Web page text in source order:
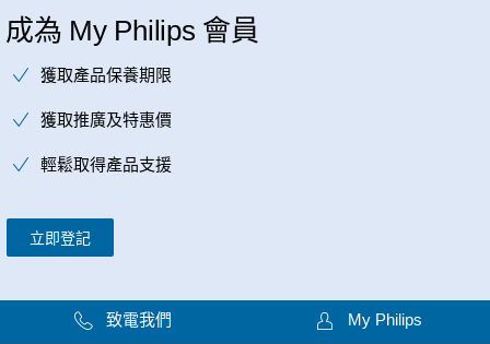
成為 My Philips 會員
獲取產品保養期限
獲取推廣及特惠價
輕鬆取得產品支援
立即登記
致電我們 My Philips